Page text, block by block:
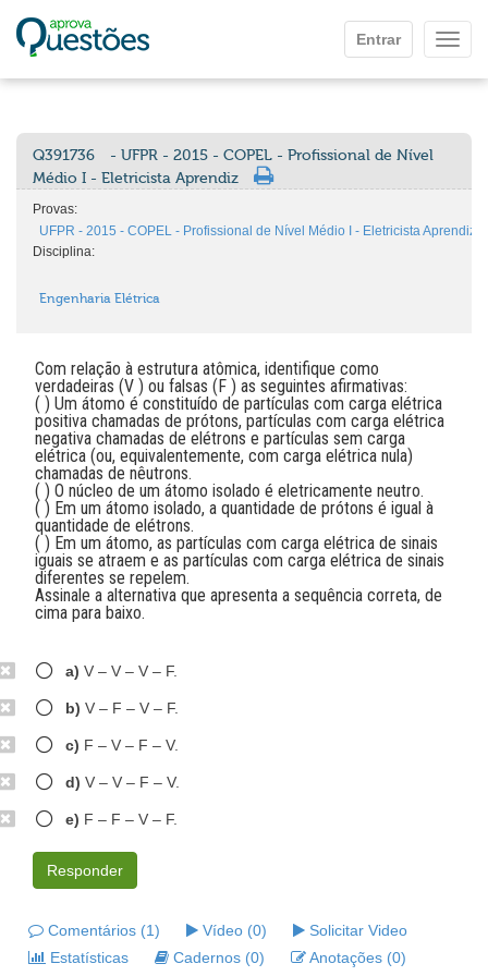
Entrar
Q391736
- UFPR - 2015 - COPEL - Profissional de Nível
Médio I - Eletricista Aprendiz
Provas:
UFPR - 2015 - COPEL - Profissional de Nível Médio I - Eletricista Aprendiz
Disciplina:
Engenharia Elétrica
Com relação à estrutura atômica, identifique como
verdadeiras (V ) ou falsas (F ) as seguintes afirmativas:
( ) Um átomo é constituído de partículas com carga elétrica
positiva chamadas de prótons, partículas com carga elétrica
negativa chamadas de elétrons e partículas sem carga
elétrica (ou, equivalentemente, com carga elétrica nula)
chamadas de nêutrons.
( ) O núcleo de um átomo isolado é eletricamente neutro.
( ) Em um átomo isolado, a quantidade de prótons é igual à
quantidade de elétrons.
( ) Em um átomo, as partículas com carga elétrica de sinais
iguais se atraem e as partículas com carga elétrica de sinais
diferentes se repelem.
Assinale a alternativa que apresenta a sequência correta, de
cima para baixo.
a) V – V – V – F.
b) V – F – V – F.
c) F – V – F – V.
d) V – V – F – V.
e) F – F – V – F.
Responder
Comentários (1) Vídeo (0)
Solicitar Video
Estatísticas
Cadernos (0) Anotações (0)